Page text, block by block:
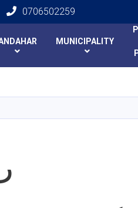
0706502259
MUNICIPALITY